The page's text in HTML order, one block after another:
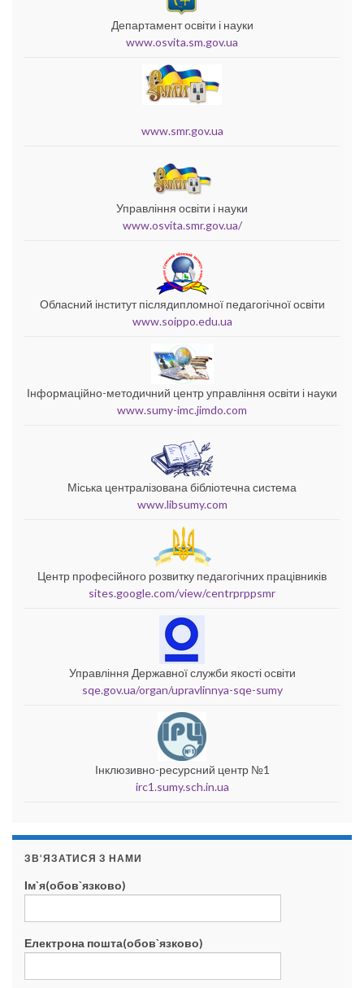
Департамент освіти і науки
www.osvita.sm.gov.ua
www.smr.gov.ua
Управління освіти і науки
www.osvita.smr.gov.ua/
Обласний інститут післядипломної педагогічної освіти
www.soippo.edu.ua
Інформаційно-методичний центр управління освіти і науки
www.sumy-imc.jimdo.com
Міська централізована бібліотечна система
www.libsumy.com
Центр професійного розвитку педагогічних працівників
sites.google.com/view/centrprppsmr
Управління Державної служби якості освіти
sqe.gov.ua/organ/upravlinnya-sqe-sumy
Інклюзивно-ресурсний центр №1
irc1.sumy.sch.in.ua
ЗВ’ЯЗАТИСЯ З НАМИ
Ім`я(обов`язково)
Електрона пошта(обов`язково)